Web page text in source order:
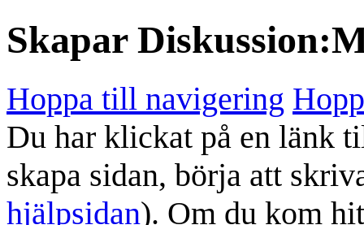
Skapar
Hoppa till navigering
Du har klickat på en länk
skapa sidan, börja att
hjälpsidan). Om du kom